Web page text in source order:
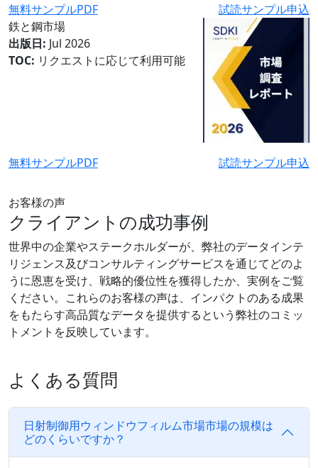
無料サンプルPDF
試読サンプル申込
鉄と鋼市場
出版日: Jul 2026
TOC: リクエストに応じて利用可能
無料サンプルPDF 試読サンプル申込
お客様の声
クライアントの成功事例
世界中の企業やステークホルダーが、弊社のデータインテ
リジェンス及びコンサルティングサービスを通じてどのよ
うに恩恵を受け、戦略的優位性を獲得したか、実例をご覧
ください。これらのお客様の声は、インパクトのある成果
をもたらす高品質なデータを提供するという弊社のコミッ
トメントを反映しています。
よくある質問
日射制御用ウィンドウフィルム市場市場の規模は
どのくらいですか？